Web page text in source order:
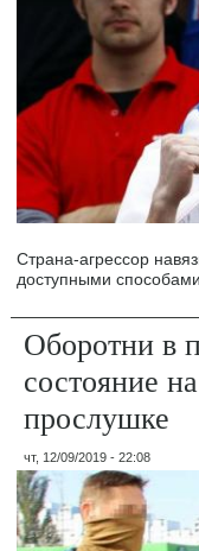
Страна-агрессор
доступными способами.
Оборотни в
состояние
прослушке
чт, 12/09/2019 - 22:08